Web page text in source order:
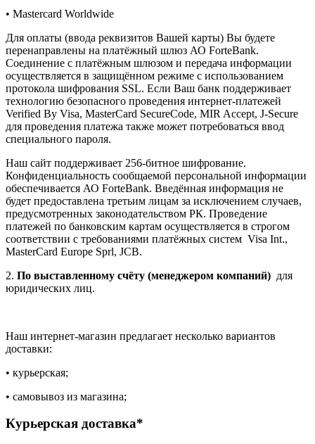
• Mastercard Worldwide
Для оплаты (ввода реквизитов Вашей карты) Вы будете
перенаправлены на платёжный шлюз АО ForteBank.
Соединение с платёжным шлюзом и передача информации
осуществляется в защищённом режиме с использованием
протокола шифрования SSL. Если Ваш банк поддерживает
технологию безопасного проведения интернет-платежей
Verified By Visa, MasterCard SecureCode, MIR Accept, J-Secure
для проведения платежа также может потребоваться ввод
специального пароля.
Наш сайт поддерживает 256-битное шифрование.
Конфиденциальность сообщаемой персональной информации
обеспечивается АО ForteBank. Введённая информация не
будет предоставлена третьим лицам за исключением случаев,
предусмотренных законодательством РК. Проведение
платежей по банковским картам осуществляется в строгом
соответствии с требованиями платёжных систем Visa Int.,
MasterCard Europe Sprl, JCB.
2. По выставленному счёту (менеджером компаний) для
юридических лиц.
Наш интернет-магазин предлагает несколько вариантов
доставки:
• курьерская;
• самовывоз из магазина;
Курьерская доставка*